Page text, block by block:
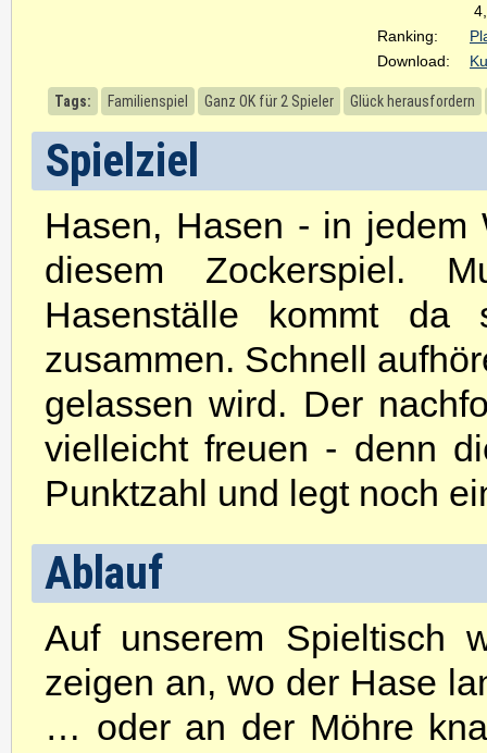
Ranking:
Download:
Tags: Familienspiel Ganz OK für 2 Spieler Glück herausfordern
Spielziel
Hasen, Hasen - in
diesem Zockerspiel.
Hasenställe kommt da
zusammen. Schnell
gelassen wird. Der
vielleicht freuen - denn
Punktzahl und legt noch
Ablauf
Auf unserem Spieltisch
zeigen an, wo der Hase
… oder an der Möhre